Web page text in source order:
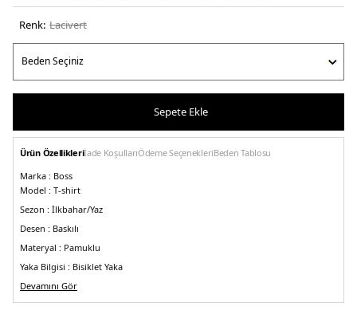
Renk: laci̇vert
Sepete Ekle
Ürün Özellikleriİade KoşullarıÖdeme SeçenekleriBeden Tablosu
Marka : Boss
Model : T-shirt
Sezon : İlkbahar/Yaz
Desen : Baskılı
Materyal : Pamuklu
Yaka Bilgisi : Bisiklet Yaka
Kol Bilgisi :Kısa Kol
Kalıp Bilgisi :Regular Fit
Devamını Gör